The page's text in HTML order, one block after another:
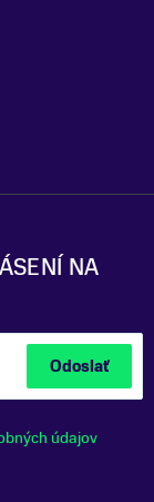
NA
Odoslať
údajov